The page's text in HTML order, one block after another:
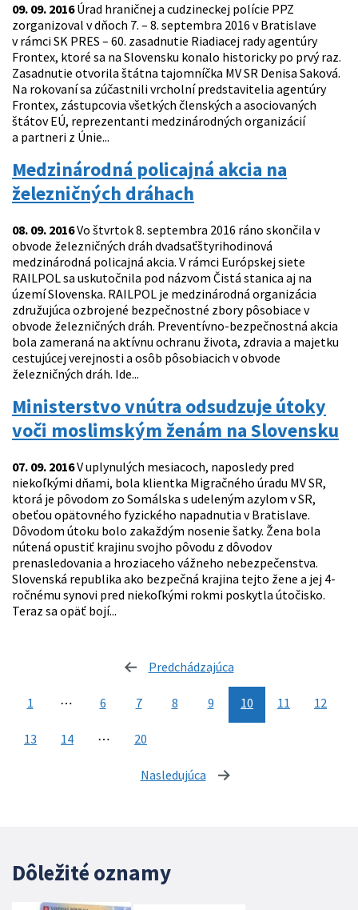
09. 09. 2016Úrad hraničnej a cudzineckej polície PPZ
zorganizoval v dňoch 7. – 8. septembra 2016 v Bratislave
v rámci SK PRES – 60. zasadnutie Riadiacej rady agentúry
Frontex, ktoré sa na Slovensku konalo historicky po prvý raz.
Zasadnutie otvorila štátna tajomníčka MV SR Denisa Saková.
Na rokovaní sa zúčastnili vrcholní predstavitelia agentúry
Frontex, zástupcovia všetkých členských a asociovaných
štátov EÚ, reprezentanti medzinárodných organizácií
a partneri z Únie...
Medzinárodná policajná akcia na
železničných dráhach
08. 09. 2016Vo štvrtok 8. septembra 2016 ráno skončila v
obvode železničných dráh dvadsaťštyrihodinová
medzinárodná policajná akcia. V rámci Európskej siete
RAILPOL sa uskutočnila pod názvom Čistá stanica aj na
území Slovenska. RAILPOL je medzinárodná organizácia
združujúca ozbrojené bezpečnostné zbory pôsobiace v
obvode železničných dráh. Preventívno-bezpečnostná akcia
bola zameraná na aktívnu ochranu života, zdravia a majetku
cestujúcej verejnosti a osôb pôsobiacich v obvode
železničných dráh. Ide...
Ministerstvo vnútra odsudzuje útoky
voči moslimským ženám na Slovensku
07. 09. 2016V uplynulých mesiacoch, naposledy pred
niekoľkými dňami, bola klientka Migračného úradu MV SR,
ktorá je pôvodom zo Somálska s udeleným azylom v SR,
obeťou opätovného fyzického napadnutia v Bratislave.
Dôvodom útoku bolo zakaždým nosenie šatky. Žena bola
nútená opustiť krajinu svojho pôvodu z dôvodov
prenasledovania a hroziaceho vážneho nebezpečenstva.
Slovenská republika ako bezpečná krajina tejto žene a jej 4-
ročnému synovi pred niekoľkými rokmi poskytla útočisko.
Teraz sa opäť bojí...
Predchádzajúca
1 ⋯ 6 7 8 9 10 11 12
13 14 ⋯ 20
Nasledujúca stránka
Dôležité oznamy